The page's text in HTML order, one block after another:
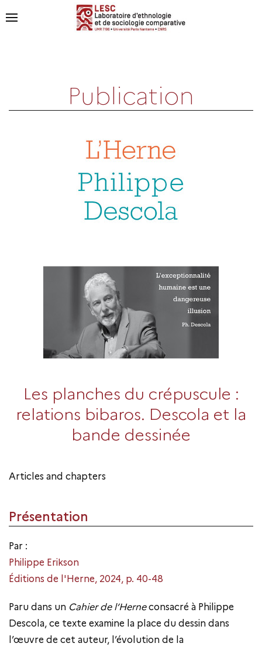
Publication
Les planches du crépuscule :
relations bibaros. Descola et la
bande dessinée
Articles and chapters
Présentation
Par :
Philippe Erikson
Éditions de l'Herne, 2024, p. 40-48
Paru dans un Cahier de l’Herneconsacré à Philippe
Descola, ce texte examine la place du dessin dans
l’œuvre de cet auteur, l’évolution de la